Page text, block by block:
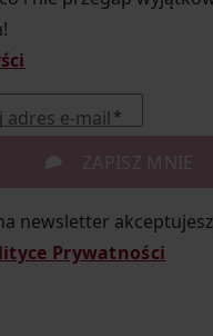
adres e-mail
ZAPISZ MNIE
newsletter
Prywatności